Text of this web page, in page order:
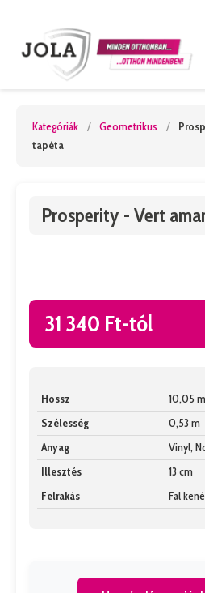
Kategóriák / Geometrikus /
tapéta
Prosperity - Vert
31 340 Ft-tól
Hossz
10,05 m
Szélesség
0,53 m
Anyag
Vinyl,
Illesztés
13 cm
Felrakás
Fal